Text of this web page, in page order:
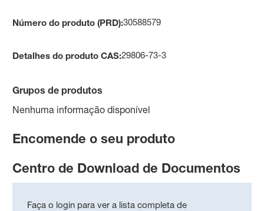
Número do produto (PRD):30588579
Detalhes do produto CAS:29806-73-3
Grupos de produtos
Nenhuma informação disponível
Encomende o seu produto
Centro de Download de Documentos
Faça o login para ver a lista completa de